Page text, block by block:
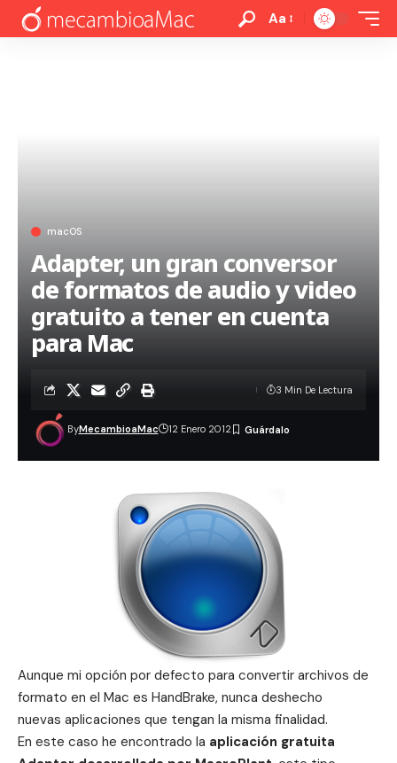
Aa
macOS
Adapter, un gran conversor
de formatos de audio y video
gratuito a tener en cuenta
para Mac
ByMecambioaMac 12 Enero 2012
3 Min De Lectura
Aunque mi opción por defecto para convertir archivos de
formato en el Mac es HandBrake, nunca deshecho
nuevas aplicaciones que tengan la misma finalidad.
En este caso he encontrado la aplicación gratuita